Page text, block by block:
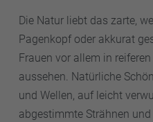
Die Natur liebt das zarte,
Pagenkopf oder akkurat
Frauen vor allem in
aussehen. Natürliche
und Wellen, auf leicht
abgestimmte Strähnen